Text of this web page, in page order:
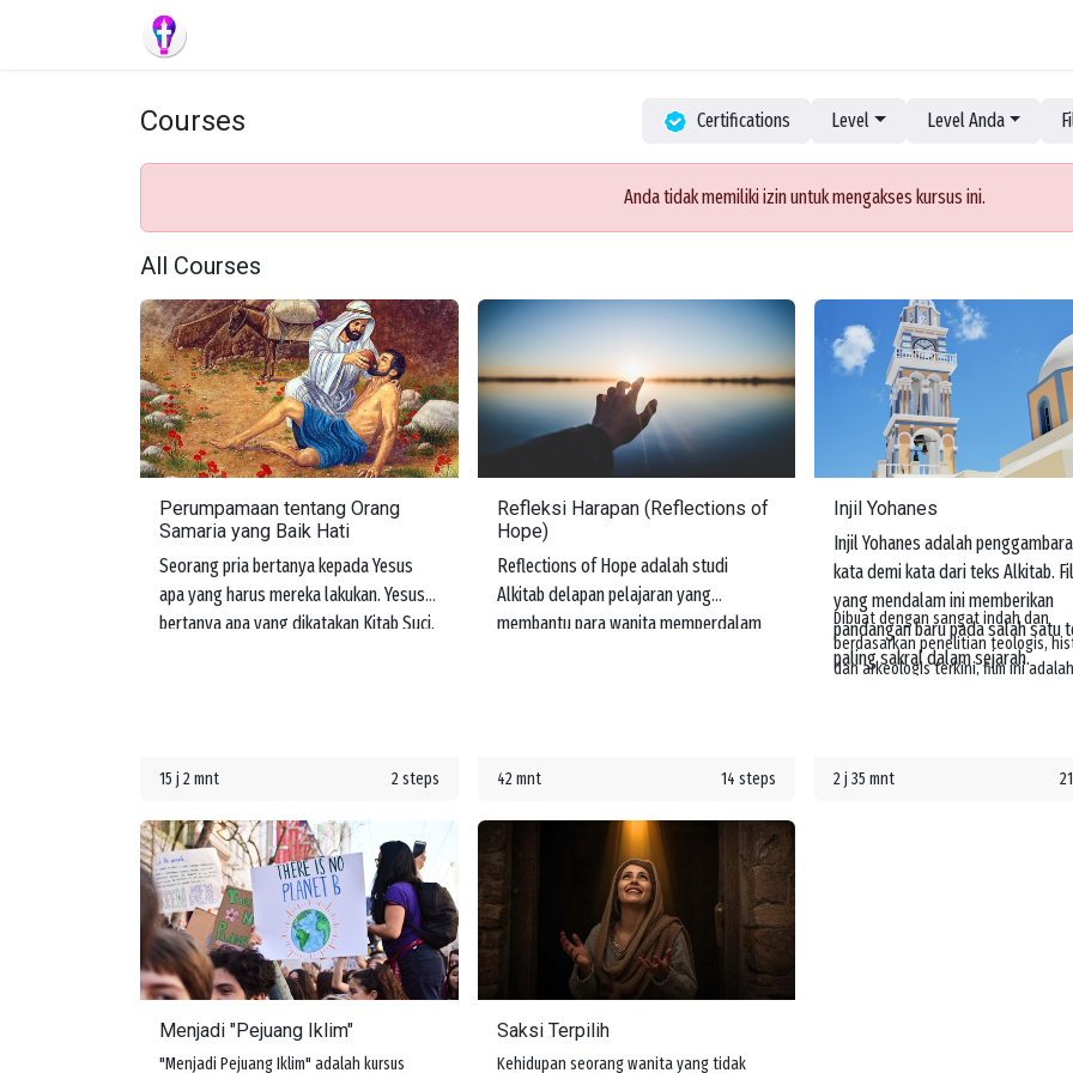
Courses Level Level Anda
Certifications
Anda tidak memiliki izin untuk mengakses kursus ini.
All Courses
Perumpamaan tentang Orang
Samaria yang Baik Hati
Seorang pria bertanya kepada Yesus
apa yang harus mereka lakukan. Yesus
bertanya apa yang dikatakan Kitab Suci.
segenap akal budimu, dan kasihilah
sendiri." Yesus memberi tahu dia bahwa
jika mereka melakukan ini, mereka akan
memperoleh hidup. Namun kemudian
seseorang bertanya, "Siapakah
sesamaku manusia?"
15 j 2 mnt 2 steps
Refleksi Harapan (Reflections of
Hope)
Reflections of Hope adalah studi
Alkitab delapan pelajaran yang
membantu para wanita memperdalam
perjalanan hidup.
42 mnt 14 steps
Injil Yohanes
Injil Yohanes adalah
kata demi kata dari teks Alkitab.
yang mendalam ini memberikan
pandangan baru pada salah satu
paling sakral dalam sejarah.
Dibuat dengan sangat indah dan
berdasarkan penelitian teologis,
dan arkeologis terkini, film ini adalah
2 j 35 mnt
Menjadi "Pejuang Iklim"
"Menjadi Pejuang Iklim" adalah kursus
Saksi Terpilih
Kehidupan seorang wanita yang tidak